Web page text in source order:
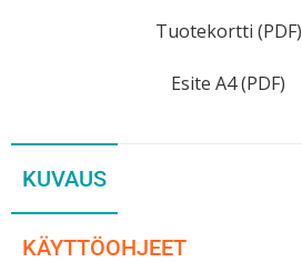
Tuotekortti (PDF)
Esite A4 (PDF)
KUVAUS
KÄYTTÖOHJEET